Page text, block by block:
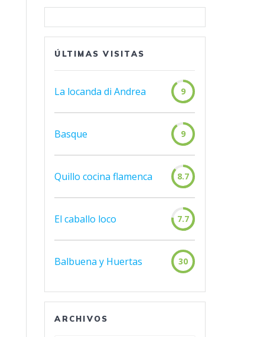
ÚLTIMAS VISITAS
La locanda di Andrea 9
Basque 9
Quillo cocina flamenca 8.7
El caballo loco 7.7
Balbuena y Huertas 30
ARCHIVOS